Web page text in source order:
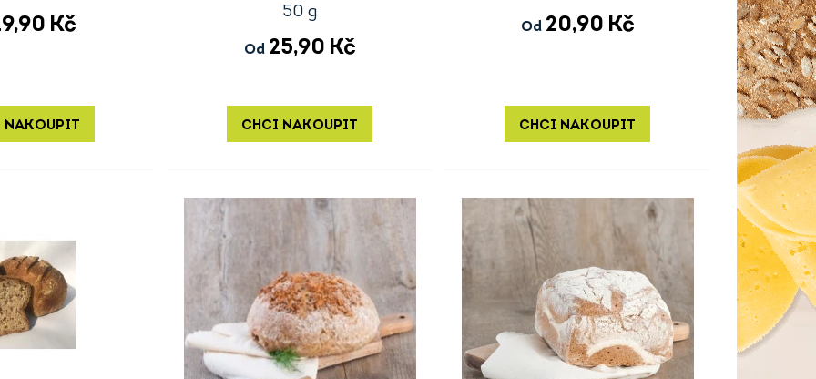
Kč
NAKOUPIT
50 g
Od 25,90 Kč
CHCI NAKOUPIT
Od 20,90 Kč
CHCI NAKOUPIT